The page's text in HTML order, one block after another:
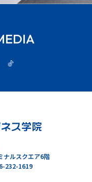
ナルスクエア6階
232-1619